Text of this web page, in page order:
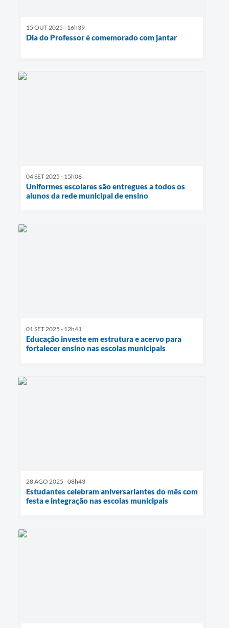
15 OUT 2025 - 16h39
Dia do Professor é comemorado com jantar
04 SET 2025 - 15h06
Uniformes escolares são entregues a todos os
alunos da rede municipal de ensino
01 SET 2025 - 12h41
Educação investe em estrutura e acervo para
fortalecer ensino nas escolas municipais
28 AGO 2025 - 08h43
Estudantes celebram aniversariantes do mês com
festa e integração nas escolas municipais